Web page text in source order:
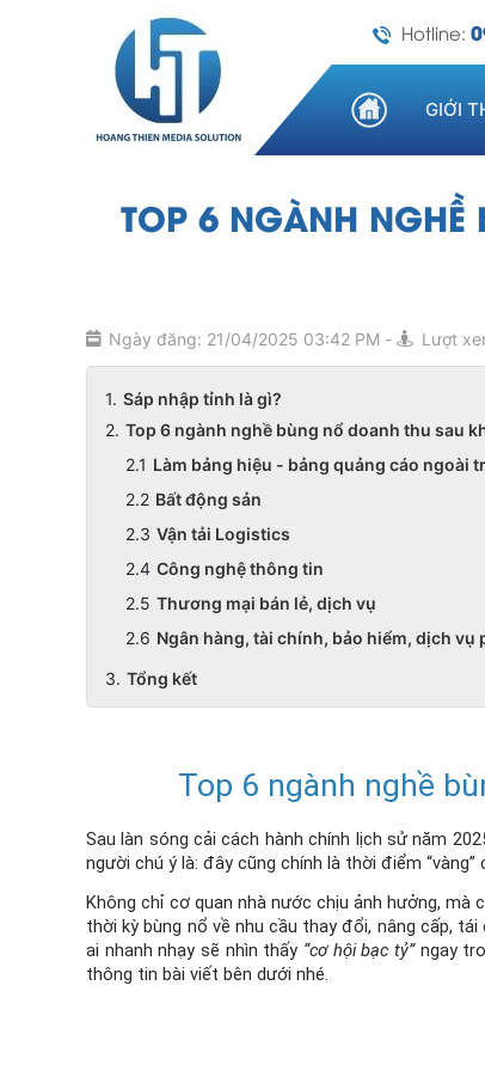
Hotline:
GIỚI
TOP 6 NGÀNH NGHỀ
Ngày đăng: 21/04/2025 03:42 PM - Lượt
Sáp nhập tỉnh là gì?
Top 6 ngành nghề bùng nổ doanh thu sau
Làm bảng hiệu - bảng quảng cáo ngoài
Bất động sản
Vận tải Logistics
Công nghệ thông tin
Thương mại bán lẻ, dịch vụ
Ngân hàng, tài chính, bảo hiểm, dịch vụ
Tổng kết
Top 6 ngành nghề
Sau làn sóng cải cách hành chính lịch sử năm
người chú ý là: đây cũng chính là thời điểm
Không chỉ cơ quan nhà nước chịu ảnh hưởng,
thời kỳ bùng nổ về nhu cầu thay đổi, nâng cấp,
ai nhanh nhạy sẽ nhìn thấy “cơ hội bạc tỷ” ngay
thông tin bài viết bên dưới nhé.